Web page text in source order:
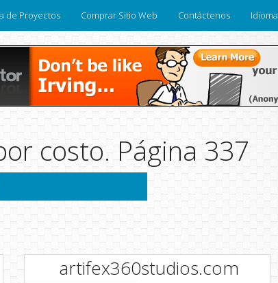
de Proyectos Comprar Sitio Web Contáctenos Idioma
costo. Página 337
artifex360studios.com